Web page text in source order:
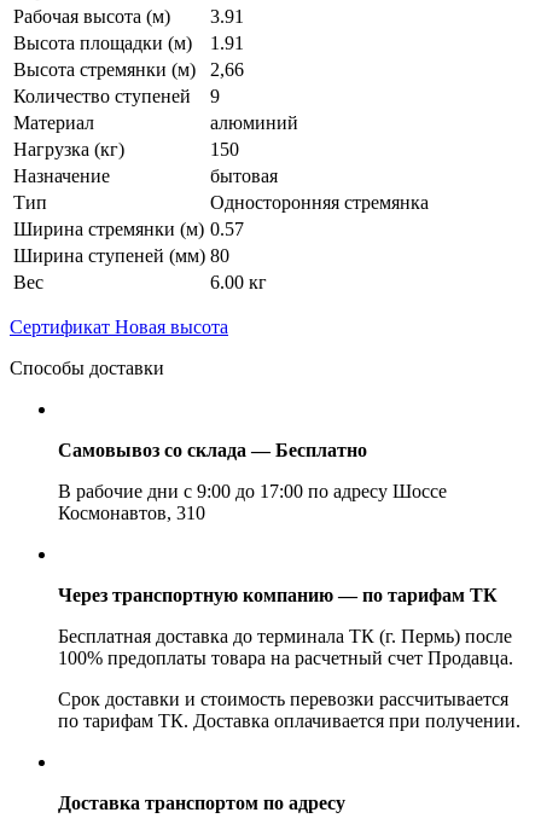
Рабочая высота (м)
3.91
Высота площадки (м)
1.91
Высота стремянки (м)
2,66
Количество ступеней
9
Материал
алюминий
Нагрузка (кг)
150
Назначение
бытовая
Тип
Односторонняя стремянка
Ширина стремянки (м) 0.57
Ширина ступеней (мм) 80
Вес
6.00 кг
Сертификат Новая высота
Способы доставки
Самовывоз со склада — Бесплатно
В рабочие дни с 9:00 до 17:00 по адресу Шоссе
Космонавтов, 310
Через транспортную компанию — по тарифам ТК
Бесплатная доставка до терминала ТК (г. Пермь) после
100% предоплаты товара на расчетный счет Продавца.
Срок доставки и стоимость перевозки рассчитывается
по тарифам ТК. Доставка оплачивается при получении.
Доставка транспортом по адресу